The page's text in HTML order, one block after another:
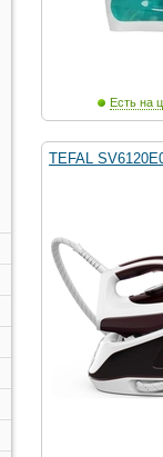
Есть на
TEFAL